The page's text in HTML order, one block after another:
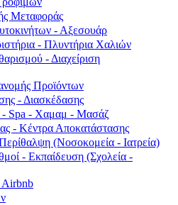
Μεταφοράς
- Αξεσουάρ
- Πλυντήρια Χαλιών
- Διαχείριση
Προϊόντων
- Διασκέδασης
- Spa - Χαμαμ - Μασάζ
- Κέντρα Αποκατάστασης
(Νοσοκομεία - Ιατρεία)
- Εκπαίδευση (Σχολεία -
Airbnb